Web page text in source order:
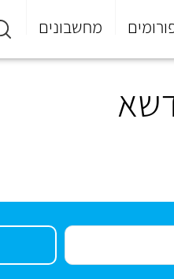
מחשבונים